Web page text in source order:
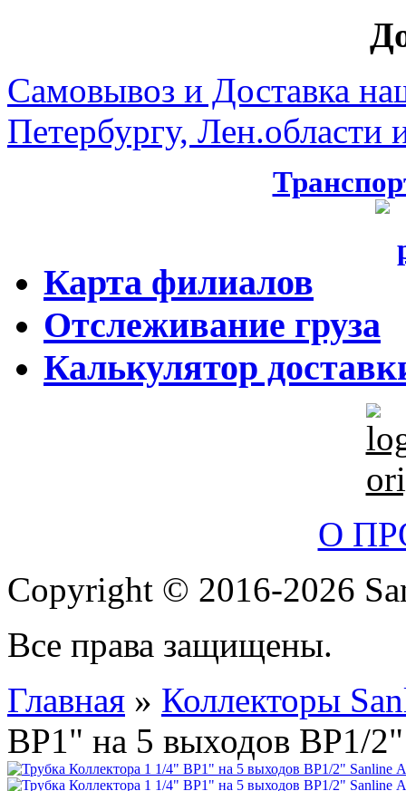
Самовывоз и Доставка
Петербургу, Лен.области
Карта филиалов
Отслеживание груза
Калькулятор
О
Copyright © 2016-2026
Все права защищены.
Главная » Коллекторы
ВР1" на 5 выходов ВР1/